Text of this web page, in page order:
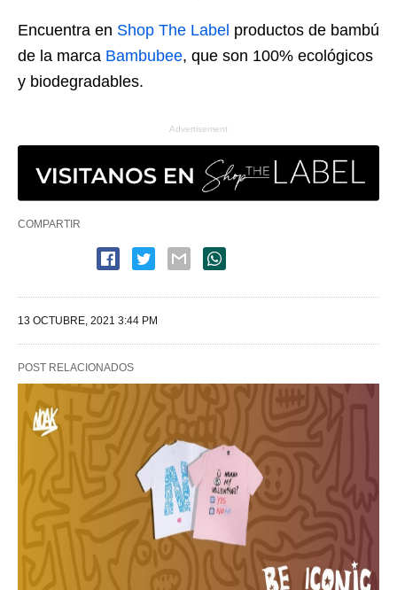
Encuentra en Shop The Label productos de bambú
de la marca Bambubee, que son 100% ecológicos
y biodegradables.
Advertisement
COMPARTIR
13 OCTUBRE, 2021 3:44 PM
POST RELACIONADOS